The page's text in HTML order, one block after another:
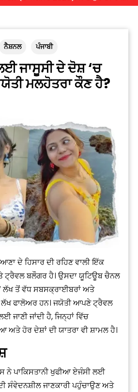
ਨੈਸ਼ਨਲ ਪੰਜਾਬੀ
ਜਾਸੂਸੀ ਦੇ ਦੋਸ਼ ‘ਚ
ਮਲਹੋਤਰਾ ਕੌਣ ਹੈ?
ਦੇ ਹਿਸਾਰ ਦੀ ਰਹਿਣ ਵਾਲੀ ਇੱਕ
ਬਲੌਗਰ ਹੈ। ਉਸਦਾ ਯੂਟਿਊਬ ਚੈਨਲ
ਲੱਖ ਤੋਂ ਵੱਧ ਸਬਸਕ੍ਰਾਈਬਰਾਂ ਅਤੇ
ਲੱਖ ਫਾਲੋਅਰ ਹਨ। ਜਯੋਤੀ ਆਪਣੇ ਟ੍ਰੈਵਲ
ਜਾਣੀ ਜਾਂਦੀ ਹੈ, ਜਿਨ੍ਹਾਂ ਵਿੱਚ
ਅਤੇ ਹੋਰ ਦੇਸ਼ਾਂ ਦੀ ਯਾਤਰਾ ਵੀ ਸ਼ਾਮਲ ਹੈ।
ਨੇ ਪਾਕਿਸਤਾਨੀ ਖੁਫੀਆ ਏਜੰਸੀ ਲਈ
ਸੰਵੇਦਨਸ਼ੀਲ ਜਾਣਕਾਰੀ ਪਹੁੰਚਾਉਣ ਅਤੇ